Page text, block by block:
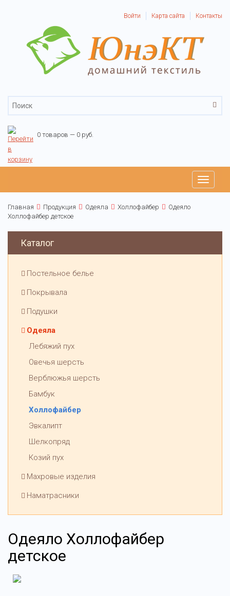
Войти Карта сайта Контакты
0 товаров — 0 руб.
Toggle
Главная Продукция Одеяла Холлофайбер
Одеяло
Холлофайбер детское
Каталог
Постельное белье
Покрывала
Подушки
Одеяла
Лебяжий пух
Овечья шерсть
Верблюжья шерсть
Бамбук
Холлофайбер
Эвкалипт
Шелкопряд
Козий пух
Махровые изделия
Наматрасники
Одеяло Холлофайбер
детское